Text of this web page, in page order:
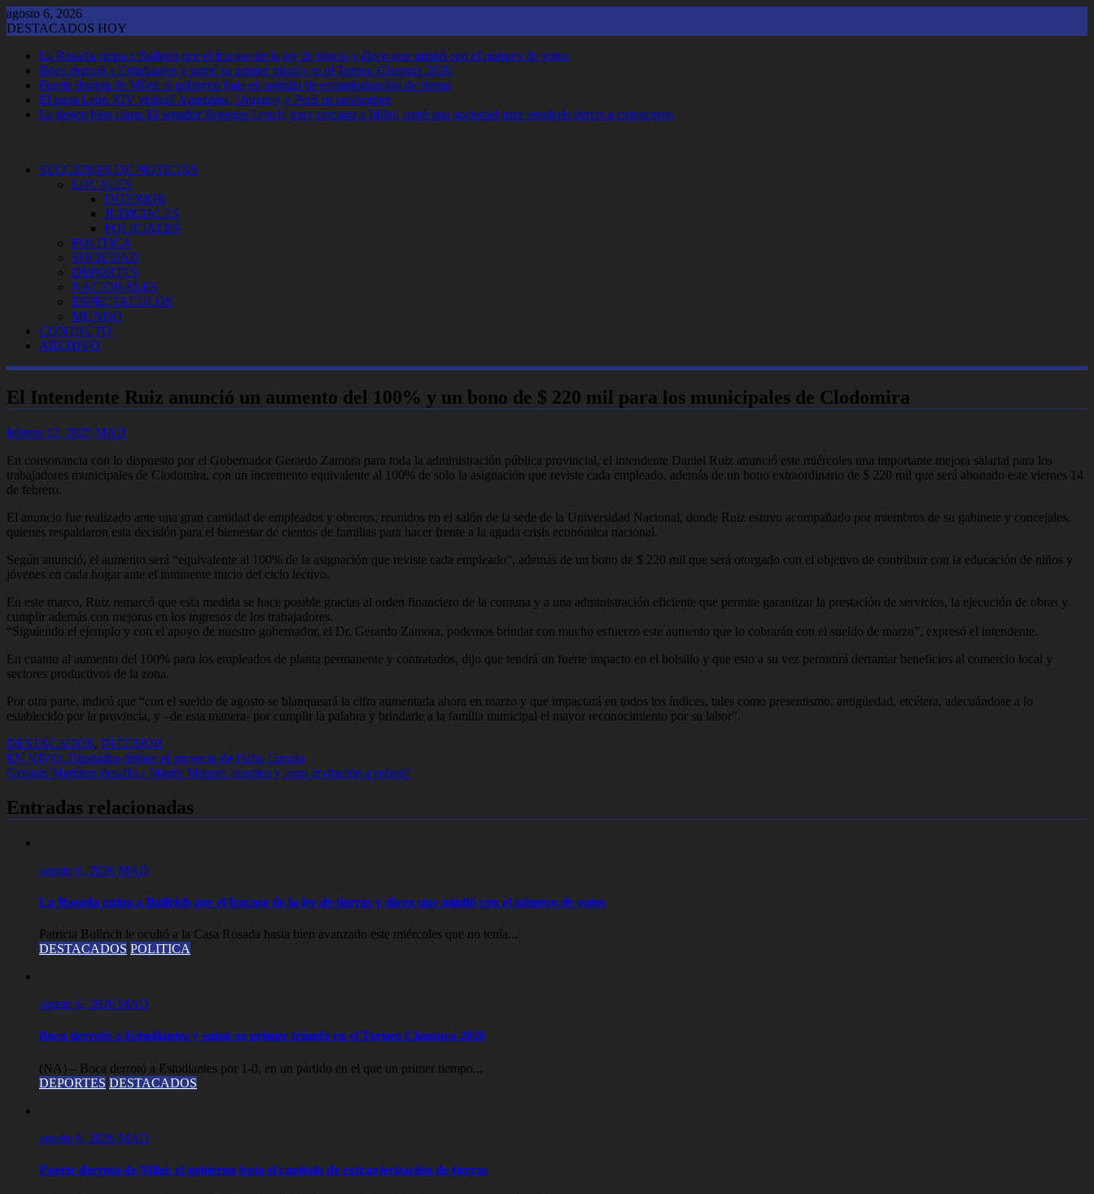
Saltar
al
agosto 6, 2026
DESTACADOS HOY
La Rosada culpa a Bullrich por el fracaso de la ley de tierras y dicen que mintió con el número de votos
Boca derrotó a Estudiantes y sumó su primer triunfo en el Torneo Clausura 2026
Fuerte derrota de Milei: el gobierno baja el capítulo de extranjerización de tierras
El papa León XIV visitará Argentina, Uruguay y Perú en noviembre
La tienen bien clara: El senador Benegas Lynch, muy cercano a Milei, armó una sociedad para venderle tierras a extranjeros
SECCIONES DE NOTICIAS
LOCALES
INTERIOR
JUDICIALES
POLICIALES
POLITICA
SOCIEDAD
DEPORTES
NACIONALES
ESPECTACULOS
MUNDO
CONTACTO
ARCHIVO
El Intendente Ruiz anunció un aumento del 100% y un bono de $ 220 mil para los municipales de Clodomira
febrero 12, 2025 MAD
En consonancia con lo dispuesto por el Gobernador Gerardo Zamora para toda la administración pública provincial, el intendente Daniel Ruiz anunció este miércoles una importante mejora salarial para los
trabajadores municipales de Clodomira, con un incremento equivalente al 100% de solo la asignación que reviste cada empleado, además de un bono extraordinario de $ 220 mil que será abonado este viernes 14
de febrero.
El anuncio fue realizado ante una gran cantidad de empleados y obreros, reunidos en el salón de la sede de la Universidad Nacional, donde Ruiz estuvo acompañado por miembros de su gabinete y concejales,
quienes respaldaron esta decisión para el bienestar de cientos de familias para hacer frente a la aguda crisis económica nacional.
Según anunció, el aumento será “equivalente al 100% de la asignación que reviste cada empleado”, además de un bono de $ 220 mil que será otorgado con el objetivo de contribuir con la educación de niños y
jóvenes en cada hogar ante el inminente inicio del ciclo lectivo.
En este marco, Ruiz remarcó que esta medida se hace posible gracias al orden financiero de la comuna y a una administración eficiente que permite garantizar la prestación de servicios, la ejecución de obras y
cumplir además con mejoras en los ingresos de los trabajadores.
“Siguiendo el ejemplo y con el apoyo de nuestro gobernador, el Dr. Gerardo Zamora, podemos brindar con mucho esfuerzo este aumento que lo cobrarán con el sueldo de marzo”, expresó el intendente.
En cuanto al aumento del 100% para los empleados de planta permanente y contratados, dijo que tendrá un fuerte impacto en el bolsillo y que esto a su vez permitirá derramar beneficios al comercio local y
sectores productivos de la zona.
Por otra parte, indicó que “con el sueldo de agosto se blanqueará la cifra aumentada ahora en marzo y que impactará en todos los índices, tales como presentismo, antigüedad, etcétera, adecuándose a lo
establecido por la provincia, y –de esta manera- por cumplir la palabra y brindarle a la familia municipal el mayor reconocimiento por su labor”.
DESTACADOS, INTERIOR
Navegación
de
entradas
EN VIVO: Diputados debate el proyecto de Ficha Limpia
Germán Martínez desafió a Martín Menem: insultos y ¿una invitación a pelear?
Entradas relacionadas
agosto 6, 2026 MAD
La Rosada culpa a Bullrich por el fracaso de la ley de tierras y dicen que mintió con el número de votos
Patricia Bullrich le ocultó a la Casa Rosada hasta bien avanzado este miércoles que no tenía...
DESTACADOS POLITICA
agosto 6, 2026 MAD
Boca derrotó a Estudiantes y sumó su primer triunfo en el Torneo Clausura 2026
(NA) – Boca derrotó a Estudiantes por 1-0, en un partido en el que un primer tiempo...
DEPORTES DESTACADOS
agosto 6, 2026 MAD
Fuerte derrota de Milei: el gobierno baja el capítulo de extranjerización de tierras